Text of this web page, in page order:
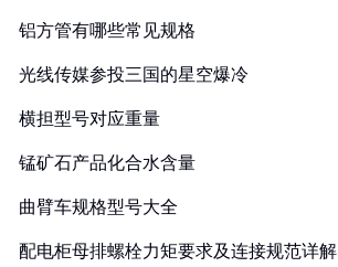
铝方管有哪些常见规格
光线传媒参投三国的星空爆冷
横担型号对应重量
锰矿石产品化合水含量
曲臂车规格型号大全
配电柜母排螺栓力矩要求及连接规范详解